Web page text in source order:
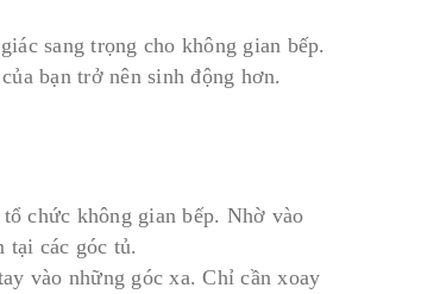
sang trọng cho không gian bếp.
bạn trở nên sinh động hơn.
chức không gian bếp. Nhờ vào
tại các góc tủ.
vào những góc xa. Chỉ cần xoay